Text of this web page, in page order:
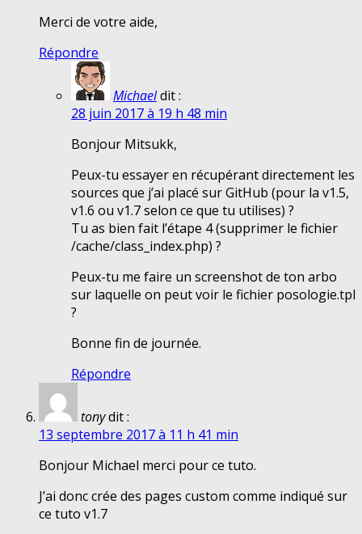
Merci de votre aide,
Répondre
Michaeldit :
28 juin 2017 à 19 h 48 min
Bonjour Mitsukk,
Peux-tu essayer en récupérant directement les
sources que j’ai placé sur GitHub (pour la v1.5,
v1.6 ou v1.7 selon ce que tu utilises) ?
Tu as bien fait l’étape 4 (supprimer le fichier
/cache/class_index.php) ?
Peux-tu me faire un screenshot de ton arbo
sur laquelle on peut voir le fichier posologie.tpl
?
Bonne fin de journée.
Répondre
tonydit :
13 septembre 2017 à 11 h 41 min
Bonjour Michael merci pour ce tuto.
J’ai donc crée des pages custom comme indiqué sur
ce tuto v1.7